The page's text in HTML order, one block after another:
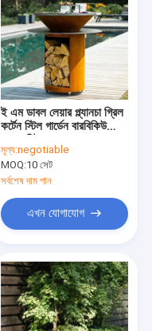
ই এম ডাবল লেয়ার প্ল্যানচা গ্রিল
কর্টেন স্টিল গার্ডেন বারবিকিউ
মূল্য:negotiable
MOQ:10 সেট
সর্বশেষ দাম পান
এখন যোগাযোগ